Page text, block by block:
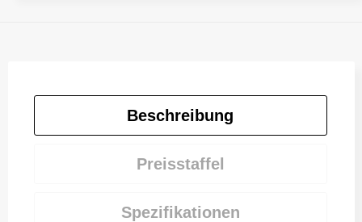
Beschreibung
Preisstaffel
Spezifikationen